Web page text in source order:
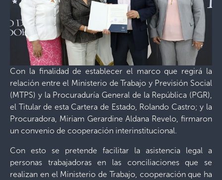
Con la finalidad de establecer el marco que regirá la
relación entre el Ministerio de Trabajo y Previsión Social
(MTPS) y la Procuraduría General de la República (PGR),
el Titular de esta Cartera de Estado, Rolando Castro; y la
Procuradora, Miriam Gerardine Aldana Revelo, firmaron
un convenio de cooperación interinstitucional.
Con esto se pretende facilitar la asistencia legal a
personas trabajadoras en las conciliaciones que se
realizan en el Ministerio de Trabajo, cooperación que ha